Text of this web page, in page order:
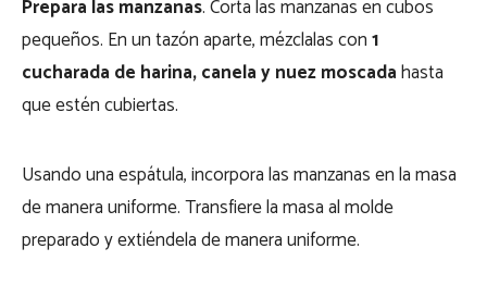
Prepara las manzanas. Corta las manzanas en cubos
pequeños. En un tazón aparte, mézclalas con1
cucharada de harina, canela y nuez moscadahasta
que estén cubiertas.
Usando una espátula, incorpora las manzanas en la masa
de manera uniforme. Transfiere la masa al molde
preparado y extiéndela de manera uniforme.